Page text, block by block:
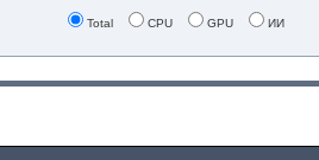
Total CPU GPU ИИ